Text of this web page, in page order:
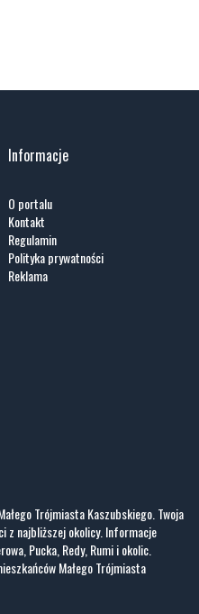
Informacje
O portalu
Kontakt
Regulamin
Polityka prywatności
Reklama
Trójmiasta Kaszubskiego. Twoja
z najbliższej okolicy. Informacje
Pucka, Redy, Rumi i okolic.
Małego Trójmiasta